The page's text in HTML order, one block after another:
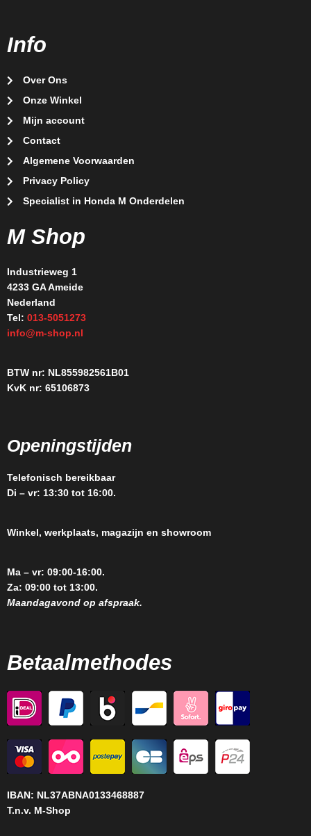
Info
Over Ons
Onze Winkel
Mijn account
Contact
Algemene Voorwaarden
Privacy Policy
Specialist in Honda M Onderdelen
M Shop
Industrieweg 1
4233 GA Ameide
Nederland
Tel: 013-5051273
info@m-shop.nl
BTW nr: NL855982561B01
KvK nr: 65106873
Openingstijden
Telefonisch bereikbaar
Di – vr: 13:30 tot 16:00.
Winkel, werkplaats, magazijn en showroom
Ma – vr: 09:00-16:00.
Za: 09:00 tot 13:00.
Maandagavond op afspraak.
Betaalmethodes
IBAN: NL37ABNA0133468887
T.n.v. M-Shop